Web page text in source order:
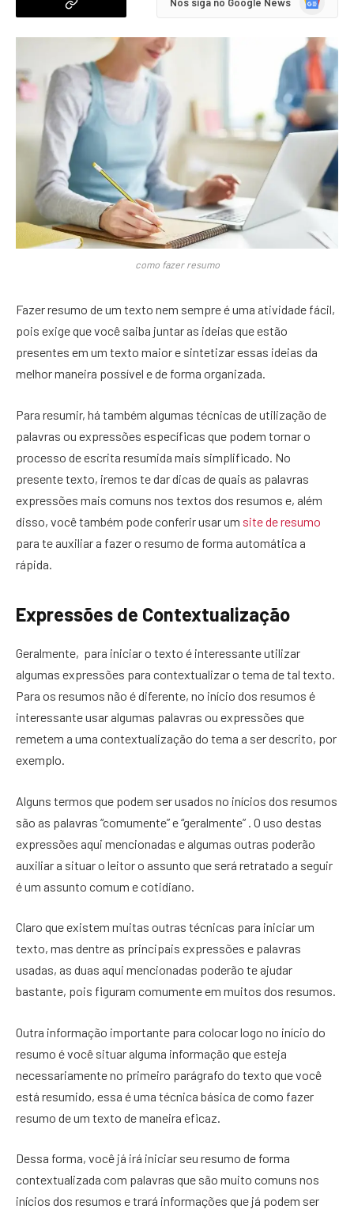
como fazer resumo
Fazer resumo de um texto nem sempre é uma atividade fácil,
pois exige que você saiba juntar as ideias que estão
presentes em um texto maior e sintetizar essas ideias da
melhor maneira possível e de forma organizada.
Para resumir, há também algumas técnicas de utilização de
palavras ou expressões específicas que podem tornar o
processo de escrita resumida mais simplificado. No
presente texto, iremos te dar dicas de quais as palavras
expressões mais comuns nos textos dos resumos e, além
disso, você também pode conferir usar um site de resumo
para te auxiliar a fazer o resumo de forma automática a
rápida.
Expressões de Contextualização
Geralmente, para iniciar o texto é interessante utilizar
algumas expressões para contextualizar o tema de tal texto.
Para os resumos não é diferente, no início dos resumos é
interessante usar algumas palavras ou expressões que
remetem a uma contextualização do tema a ser descrito, por
exemplo.
Alguns termos que podem ser usados no inícios dos resumos
são as palavras “comumente” e “geralmente” . O uso destas
expressões aqui mencionadas e algumas outras poderão
auxiliar a situar o leitor o assunto que será retratado a seguir
é um assunto comum e cotidiano.
Claro que existem muitas outras técnicas para iniciar um
texto, mas dentre as principais expressões e palavras
usadas, as duas aqui mencionadas poderão te ajudar
bastante, pois figuram comumente em muitos dos resumos.
Outra informação importante para colocar logo no início do
resumo é você situar alguma informação que esteja
necessariamente no primeiro parágrafo do texto que você
está resumido, essa é uma técnica básica de como fazer
resumo de um texto de maneira eficaz.
Dessa forma, você já irá iniciar seu resumo de forma
contextualizada com palavras que são muito comuns nos
inícios dos resumos e trará informações que já podem ser